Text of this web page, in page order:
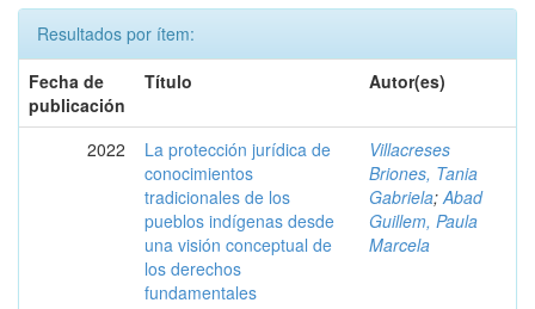
Resultados por ítem:
Fecha de
publicación
Título Autor(es)
2022
La protección jurídica de
conocimientos
tradicionales de los
pueblos indígenas desde
una visión conceptual de
los derechos
fundamentales
Villacreses
Briones, Tania
Gabriela;Abad
Guillem, Paula
Marcela